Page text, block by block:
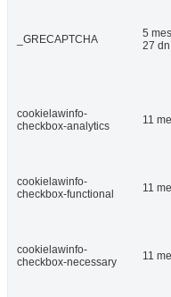
_GRECAPTCHA
5
27
cookielawinfo-
checkbox-analytics
11
cookielawinfo-
checkbox-functional
11
cookielawinfo-
checkbox-necessary
11